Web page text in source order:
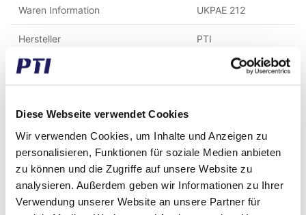
Diese Webseite verwendet Cookies
Wir verwenden Cookies, um Inhalte und Anzeigen zu
personalisieren, Funktionen für soziale Medien anbieten
zu können und die Zugriffe auf unsere Website zu
analysieren. Außerdem geben wir Informationen zu Ihrer
Verwendung unserer Website an unsere Partner für
Waren Information UKPAE 212
Hersteller PTI
Gewicht (gramm) 5.000,00
Zolltarifnummer 8483200000
GTIN / EAN 5713188371354
Innen Durchmesser (mm)